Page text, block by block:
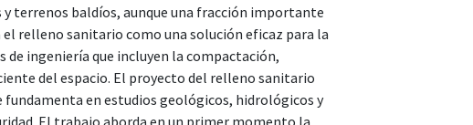
terrenos baldíos, aunque una fracción importante
relleno sanitario como una solución eficaz para la
ingeniería que incluyen la compactación,
del espacio. El proyecto del relleno sanitario
fundamenta en estudios geológicos, hidrológicos y
El trabajo aborda en un primer momento la